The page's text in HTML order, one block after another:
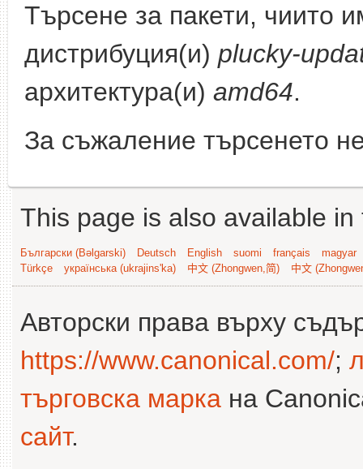
Търсене за пакети, чиито
дистрибуция(и) plucky-
архитектура(и) amd64.
За съжаление търсенето
This page is also available
Български (Bəlgarski) Deutsch English suomi français
magyar
Türkçe
українська (ukrajins'ka) 中文 (Zhongwen,简) 中文
Авторски права върху
https://www.canonical.com/;
търговска марка на
сайт.